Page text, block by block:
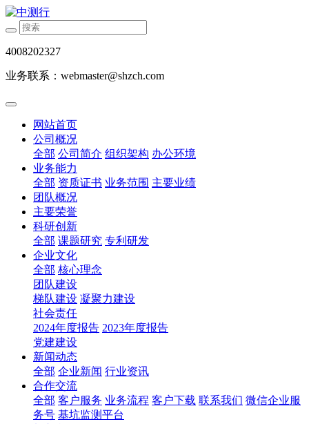
4008202327
业务联系：webmaster@shzch.com
网站首页
公司概况
全部 公司简介 组织架构 办公环境
业务能力
全部 资质证书 业务范围 主要业绩
团队概况
主要荣誉
科研创新
全部 课题研究 专利研发
企业文化
全部 核心理念
团队建设
梯队建设 凝聚力建设
社会责任
2024年度报告 2023年度报告
党建建设
新闻动态
全部 企业新闻 行业资讯
合作交流
全部 客户服务 业务流程 客户下载 联系我们 微信企业服
务号 基坑监测平台